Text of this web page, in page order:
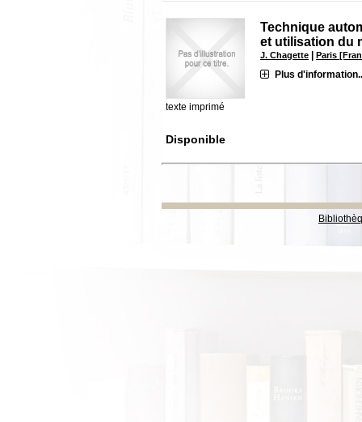
texte imprimé
Technique
et utilisation du
J. Chagette |Paris
Plus
Disponible